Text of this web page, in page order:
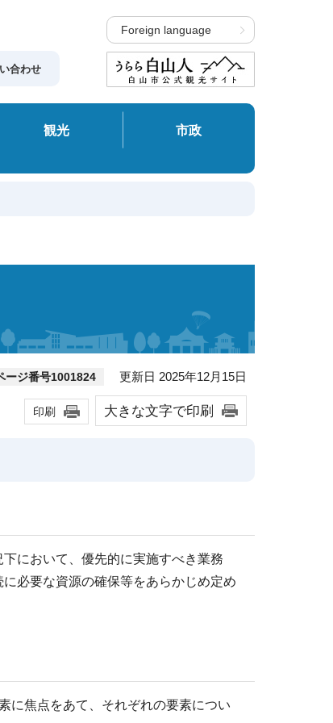
合わせ
Foreign language
観光 市政
ージ番号1001824 更新日 2025年12月15日
印刷 大きな文字で印刷
において、優先的に実施すべき業務
必要な資源の確保等をあらかじめ定め
に焦点をあて、それぞれの要素につい